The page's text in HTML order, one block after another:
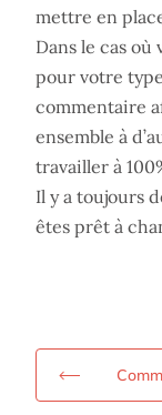
mettre en
Dans le cas où
pour votre
commentaire
ensemble à
travailler à
Il y a toujours
êtes prêt à